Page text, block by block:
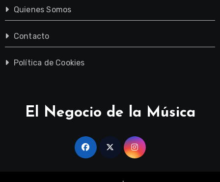
Quienes Somos
Contacto
Política de Cookies
El Negocio de la Música